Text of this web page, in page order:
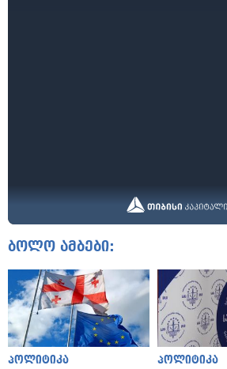
ბოლო ამბები:
პოლიტიკა პოლიტიკა